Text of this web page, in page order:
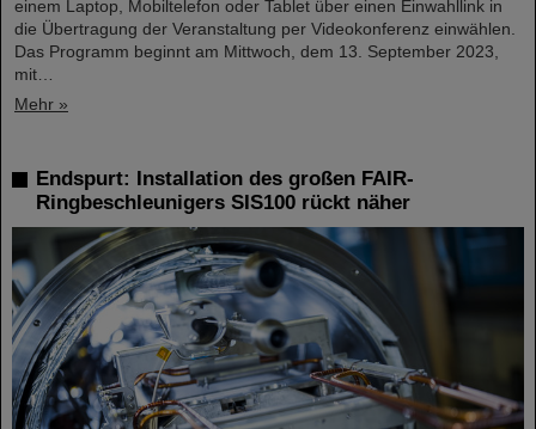
einem Laptop, Mobiltelefon oder Tablet über einen Einwahllink in
die Übertragung der Veranstaltung per Videokonferenz einwählen.
Das Programm beginnt am Mittwoch, dem 13. September 2023,
mit…
Mehr »
Endspurt: Installation des großen FAIR-
Ringbeschleunigers SIS100 rückt näher